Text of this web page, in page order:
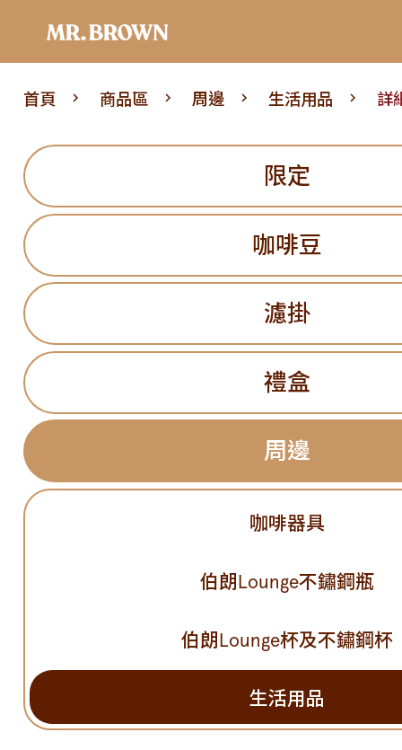
首頁 商品區 周邊 生活用品 詳
限定
咖啡豆
濾掛
禮盒
周邊
咖啡器具
伯朗Lounge不鏽鋼瓶
伯朗Lounge杯及不鏽鋼杯
生活用品